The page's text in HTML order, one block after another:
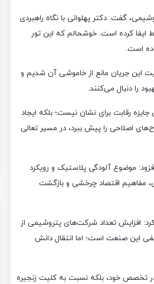
گفت: دکتر پهلوانی با نگاه راهبردی
ایفا کرده است. خوشحالم که این تور
است.
این جریان مانع از خاموشی آن شدیم و
را دنبال می‌کنند.
رقابت برای نشان نیست؛ بلکه ایجاد
اصلاحی را پیش ببرد، در مسیر تعالی
موضوع آلودگی پلاستیک و رویکرد
مفاهیم اقتصاد چرخشی و بازگشت
افزایش تعداد شرکت‌های پتروشیمی از
توسعه کمّی و کیفی این صنعت است؛ اما انتقال دانش
در تخصص خود، بلکه نسبت به کلیت زنجیره